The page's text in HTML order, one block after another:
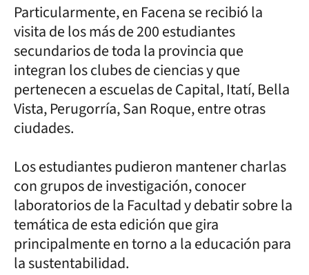
Particularmente, en Facena se recibió la
visita de los más de 200 estudiantes
secundarios de toda la provincia que
integran los clubes de ciencias y que
pertenecen a escuelas de Capital, Itatí, Bella
Vista, Perugorría, San Roque, entre otras
ciudades.
Los estudiantes pudieron mantener charlas
con grupos de investigación, conocer
laboratorios de la Facultad y debatir sobre la
temática de esta edición que gira
principalmente en torno a la educación para
la sustentabilidad.